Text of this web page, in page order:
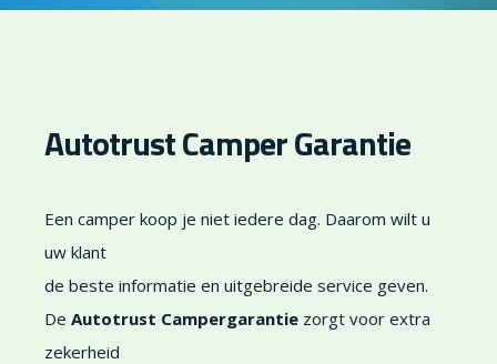
Autotrust Camper Garantie
Een camper koop je niet iedere dag. Daarom wilt u
uw klant
de beste informatie en uitgebreide service geven.
De Autotrust Campergarantie zorgt voor extra
zekerheid